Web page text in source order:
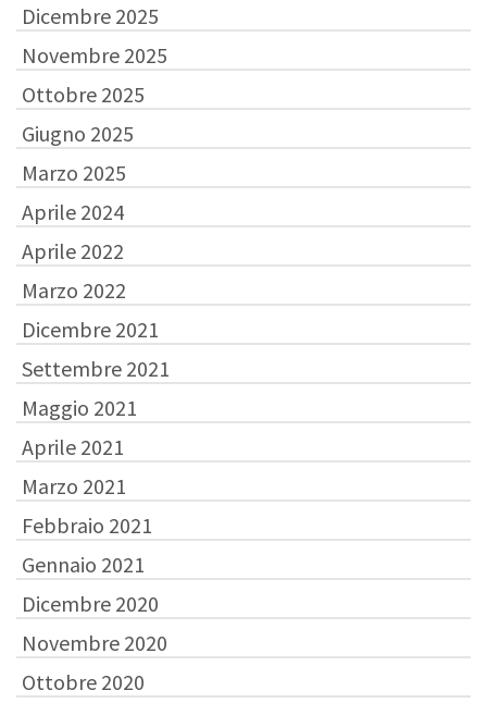
Dicembre 2025
Novembre 2025
Ottobre 2025
Giugno 2025
Marzo 2025
Aprile 2024
Aprile 2022
Marzo 2022
Dicembre 2021
Settembre 2021
Maggio 2021
Aprile 2021
Marzo 2021
Febbraio 2021
Gennaio 2021
Dicembre 2020
Novembre 2020
Ottobre 2020